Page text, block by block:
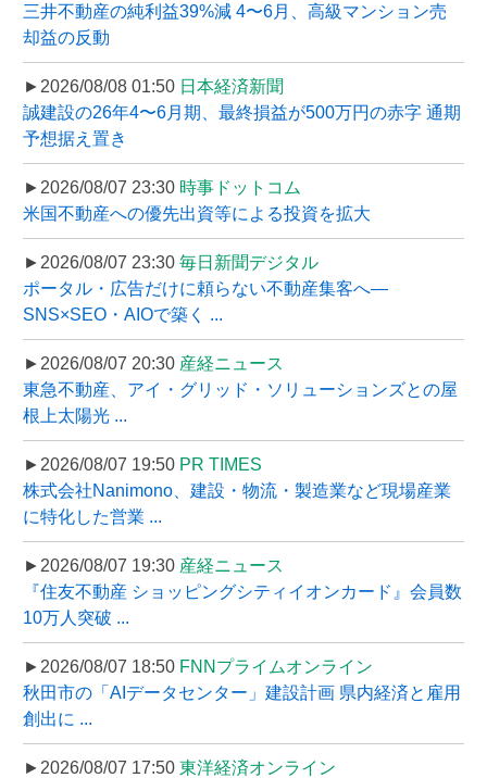
三井不動産の純利益39%減 4〜6月、高級マンション売
却益の反動
►2026/08/08 01:50 日本経済新聞
誠建設の26年4〜6月期、最終損益が500万円の赤字 通期
予想据え置き
►2026/08/07 23:30 時事ドットコム
米国不動産への優先出資等による投資を拡大
►2026/08/07 23:30 毎日新聞デジタル
ポータル・広告だけに頼らない不動産集客へ―
SNS×SEO・AIOで築く ...
►2026/08/07 20:30 産経ニュース
東急不動産、アイ・グリッド・ソリューションズとの屋
根上太陽光 ...
►2026/08/07 19:50 PR TIMES
株式会社Nanimono、建設・物流・製造業など現場産業
に特化した営業 ...
►2026/08/07 19:30 産経ニュース
『住友不動産 ショッピングシティイオンカード』会員数
10万人突破 ...
►2026/08/07 18:50 FNNプライムオンライン
秋田市の「AIデータセンター」建設計画 県内経済と雇用
創出に ...
►2026/08/07 17:50 東洋経済オンライン